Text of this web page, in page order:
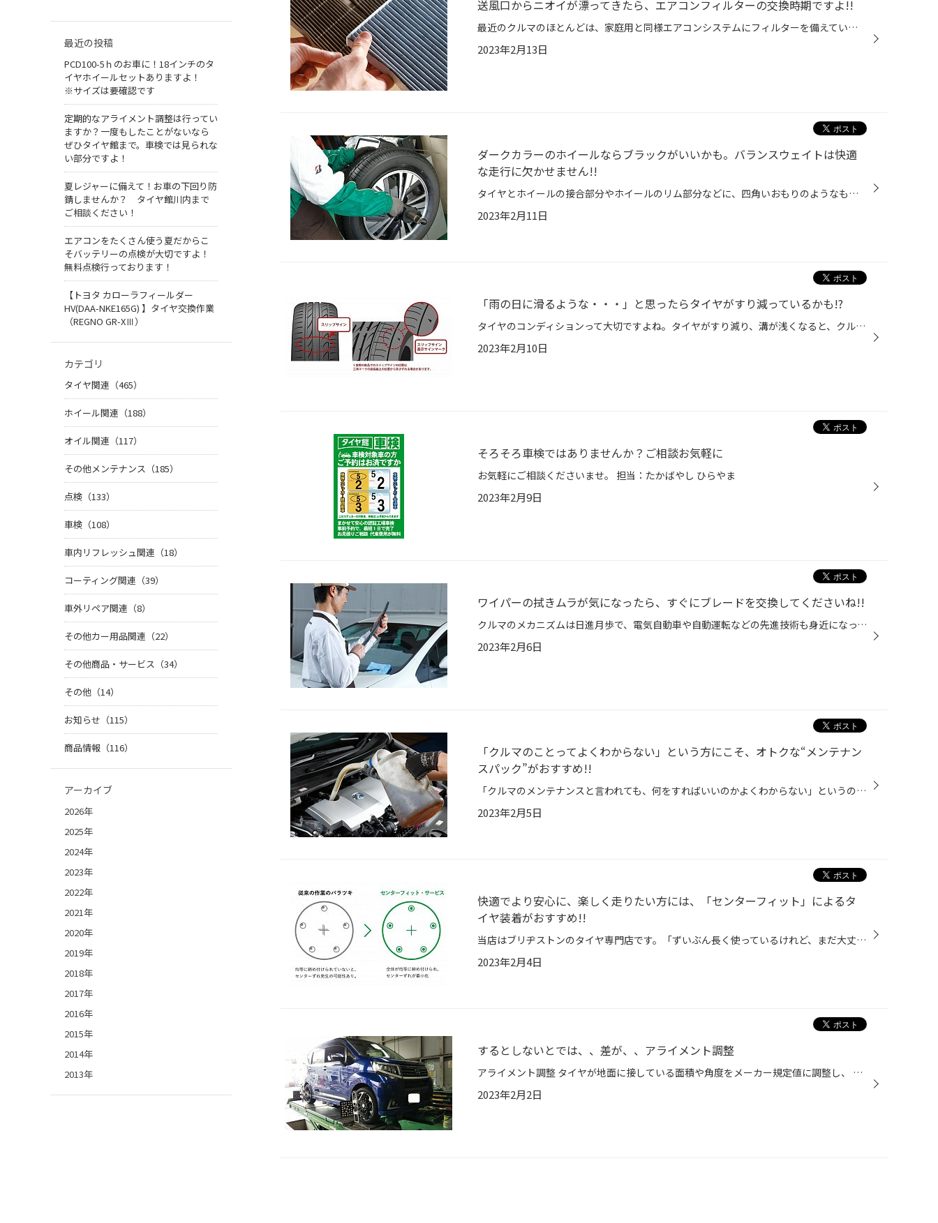
送風口からニオイが漂ってきたら、エアコンフィルターの交換時期ですよ!!
最近のクルマのほとんどは、家庭用と同様エアコンシステムにフィルターを備えています。快適な車内環境を実現する上で侵入させたくない花粉やダスト、排気ガス、不快な臭い等を除去し空気をクリーンにする役目を持っています。 フィルターは集塵した微粒子などで汚れますから、たとえ高性能なエアコ...
2023年2月13日
ダークカラーのホイールならブラックがいいかも。バランスウェイトは快適
な走行に欠かせません!!
タイヤとホイールの接合部分やホイールのリム部分などに、四角いおもりのようなものが取り付けられているのをご覧になったことはありませんか。これがバランスウェイトです。 タイヤ･ホイールは高速で回転するので、きちんとバランスがとれていないと走行時にハンドルがぶれたり振動を感じたりしま...
2023年2月11日
「雨の日に滑るような・・・」と思ったらタイヤがすり減っているかも!?
タイヤのコンディションって大切ですよね。タイヤがすり減り、溝が浅くなると、クルマを進める駆動力だけでなく、しっかり止めるための制動力も不足し、制動距離がのびることあります。 【「スリップサイン」が露出したら使用NG!!】 「じゃあタイヤってどこまですり減ったら交換なの？」と悩まれる...
2023年2月10日
そろそろ車検ではありませんか？ご相談お気軽に
お気軽にご相談くださいませ。 担当：たかばやし ひらやま
2023年2月9日
ワイパーの拭きムラが気になったら、すぐにブレードを交換してくださいね!!
クルマのメカニズムは日進月歩で、電気自動車や自動運転などの先進技術も身近になってきました。そんななかで長く基本的な構造が変わらずに、必要不可欠な機能としてクルマに装備されているのが“ワイパー”です。 見慣れたパーツゆえ、その大切さについて思いを巡らせることはあまりないかもしれませ...
2023年2月6日
「クルマのことってよくわからない」という方にこそ、オトクな“メンテナン
スパック”がおすすめ!!
「クルマのメンテナンスと言われても、何をすればいいのかよくわからない」というのが本音の方はいらっしゃいませんか？ メンテナンスってどうすればいいんだろうとお悩みでしたら、ぜひ当店におまかせください。当店では、確かな経験と技術力を持ったスタッフが手厚くサポートし、しかもとてもお得...
2023年2月5日
快適でより安心に、楽しく走りたい方には、「センターフィット」によるタ
イヤ装着がおすすめ!!
当店はブリヂストンのタイヤ専門店です。「ずいぶん長く使っているけれど、まだ大丈夫かな」など、もし愛車のタイヤのコンディションが気になるようでしたら、点検を無料で実施いたしますのでご利用ください。 また当店では、「直進安定性、ドライ性能、ウェット性能、低燃費性能、ライフ性能、静粛...
2023年2月4日
するとしないとでは、、差が、、アライメント調整
アライメント調整 タイヤが地面に接している面積や角度をメーカー規定値に調整し、 使用用途、摩耗傾向からより適切な微調整も実施致します。 タイヤの編摩耗抑制、直進安定性向上などメリットが沢山ございます。 お気軽にご相談くださいませ。
2023年2月2日
最近の投稿
PCD100-5ｈのお車に！18インチのタ
イヤホイールセットありますよ！
※サイズは要確認です
定期的なアライメント調整は行ってい
ますか？一度もしたことがないなら
ぜひタイヤ館まで。車検では見られな
い部分ですよ！
夏レジャーに備えて！お車の下回り防
錆しませんか？ タイヤ館川内まで
ご相談ください！
エアコンをたくさん使う夏だからこ
そバッテリーの点検が大切ですよ！
無料点検行っております！
【トヨタ カローラフィールダー
HV(DAA-NKE165G) 】タイヤ交換作業
（REGNO GR-XⅢ）
カテゴリ
タイヤ関連（465）
ホイール関連（188）
オイル関連（117）
その他メンテナンス（185）
点検（133）
車検（108）
車内リフレッシュ関連（18）
コーティング関連（39）
車外リペア関連（8）
その他カー用品関連（22）
その他商品・サービス（34）
その他（14）
お知らせ（115）
商品情報（116）
アーカイブ
2026年
2025年
2024年
2023年
2022年
2021年
2020年
2019年
2018年
2017年
2016年
2015年
2014年
2013年